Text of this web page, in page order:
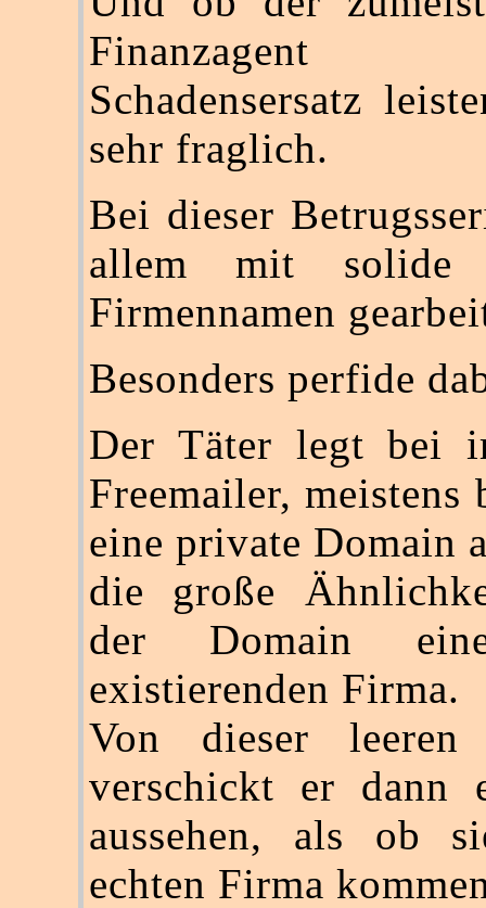
Finanzagent
Schadensersatz
sehr fraglich.
Bei dieser
allem mit solide
Firmennamen
Besonders perfide
Der Täter legt bei
Freemailer, meistens
eine private Domain
die große
der Domain
existierenden Firma.
Von dieser
verschickt er dann
aussehen, als ob
echten Firma